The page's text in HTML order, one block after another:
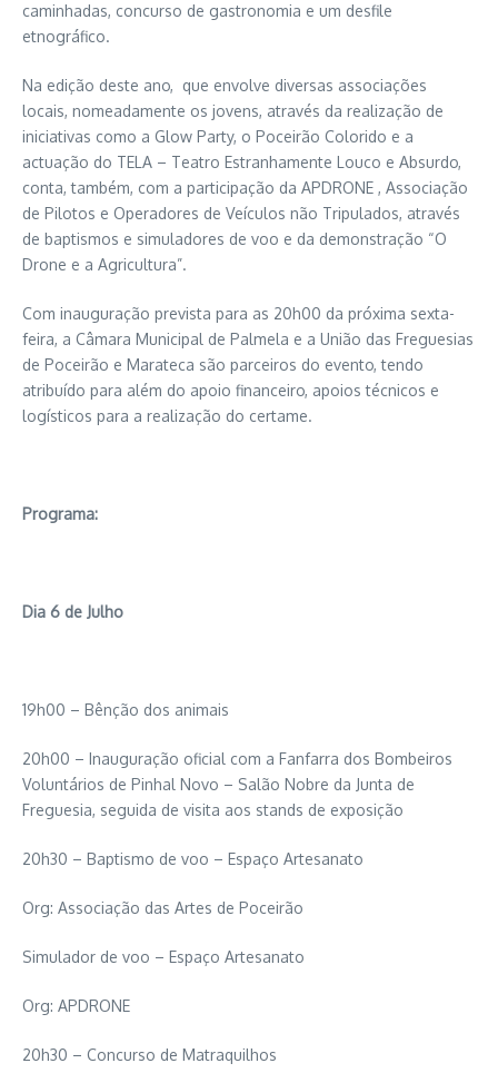
caminhadas, concurso de gastronomia e um desfile
etnográfico.
Na edição deste ano, que envolve diversas associações
locais, nomeadamente os jovens, através da realização de
iniciativas como a Glow Party, o Poceirão Colorido e a
actuação do TELA – Teatro Estranhamente Louco e Absurdo,
conta, também, com a participação da APDRONE , Associação
de Pilotos e Operadores de Veículos não Tripulados, através
de baptismos e simuladores de voo e da demonstração “O
Drone e a Agricultura”.
Com inauguração prevista para as 20h00 da próxima sexta-
feira, a Câmara Municipal de Palmela e a União das Freguesias
de Poceirão e Marateca são parceiros do evento, tendo
atribuído para além do apoio financeiro, apoios técnicos e
logísticos para a realização do certame.
Programa:
Dia 6 de Julho
19h00 – Bênção dos animais
20h00 – Inauguração oficial com a Fanfarra dos Bombeiros
Voluntários de Pinhal Novo – Salão Nobre da Junta de
Freguesia, seguida de visita aos stands de exposição
20h30 – Baptismo de voo – Espaço Artesanato
Org: Associação das Artes de Poceirão
Simulador de voo – Espaço Artesanato
Org: APDRONE
20h30 – Concurso de Matraquilhos